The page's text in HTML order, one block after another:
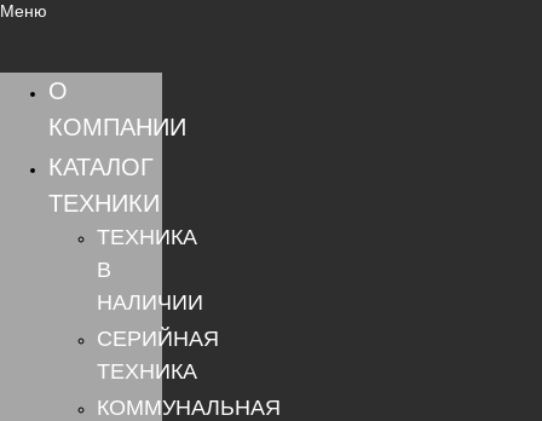
Меню
О
КОМПАНИИ
КАТАЛОГ
ТЕХНИКИ
ТЕХНИКА
В
НАЛИЧИИ
СЕРИЙНАЯ
ТЕХНИКА
КОММУНАЛЬНАЯ